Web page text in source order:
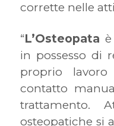
corrette nelle
“L’Osteopata
in possesso di
proprio lavoro
contatto
trattamento.
osteopatiche si